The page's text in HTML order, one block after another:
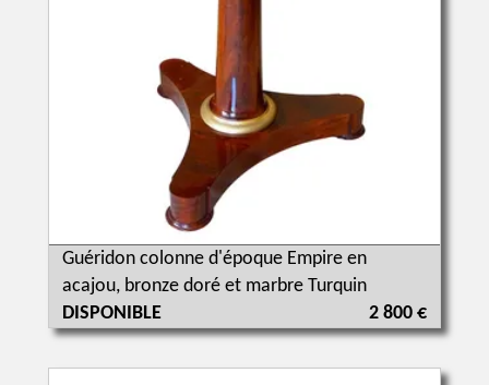
Guéridon colonne d'époque Empire en
acajou, bronze doré et marbre Turquin
DISPONIBLE
2 800 €